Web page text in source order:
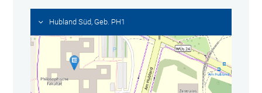
Hubland Süd, Geb. PH1